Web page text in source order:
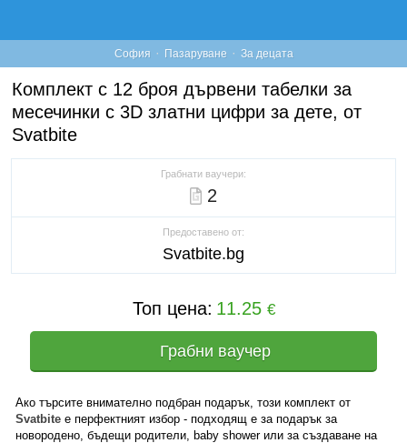
София · Пазаруване · За децата
Комплект с 12 броя дървени табелки за
месечинки с 3D златни цифри за дете, от
Svatbite
Грабнати ваучери:
2
Предоставено от:
Svatbite.bg
Топ цена: 11.25 €
Грабни ваучер
Ако търсите внимателно подбран подарък, този комплект от
Svatbite е перфектният избор - подходящ е за подарък за
новородено, бъдещи родители, baby shower или за създаване на